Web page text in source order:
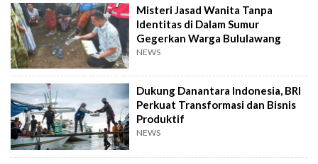
Misteri Jasad Wanita Tanpa
Identitas di Dalam Sumur
Gegerkan Warga Bululawang
NEWS
Dukung Danantara Indonesia, BRI
Perkuat Transformasi dan Bisnis
Produktif
NEWS